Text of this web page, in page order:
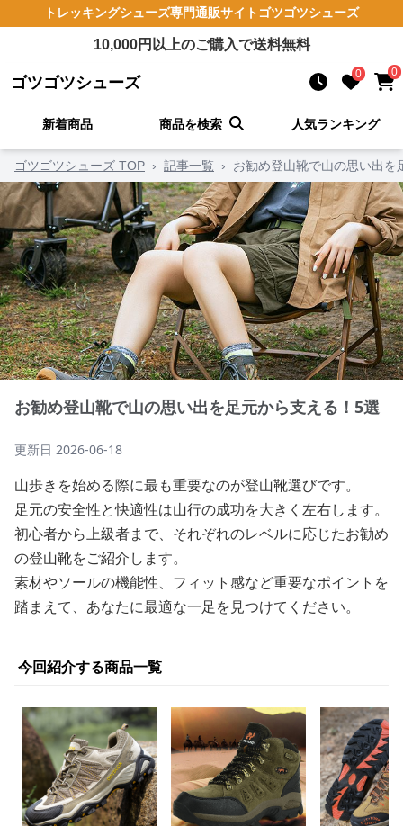
トレッキングシューズ専門通販サイト ゴツゴツシューズ
10,000円以上のご購入で送料無料
ゴツゴツシューズ 0 0
新着商品 商品を検索 人気ランキング
ゴツゴツシューズ TOP › 記事一覧 › お勧め登山靴で山の思い出を
お勧め登山靴で山の思い出を足元から支える！5選
更新日 2026-06-18
山歩きを始める際に最も重要なのが登山靴選びです。
足元の安全性と快適性は山行の成功を大きく左右します。
初心者から上級者まで、それぞれのレベルに応じたお勧め
の登山靴をご紹介します。
素材やソールの機能性、フィット感など重要なポイントを
踏まえて、あなたに最適な一足を見つけてください。
今回紹介する商品一覧